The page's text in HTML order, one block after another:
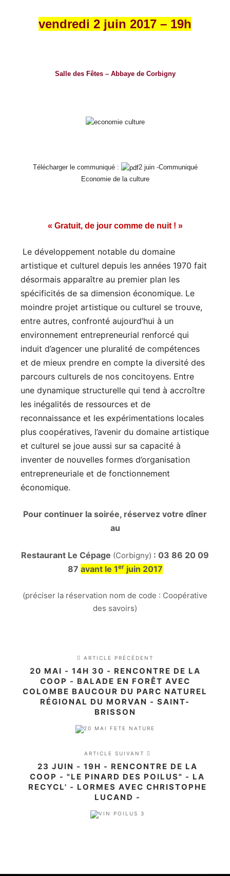
vendredi 2 juin 2017 – 19h
Salle des Fêtes – Abbaye de Corbigny
Télécharger le communiqué :
2 juin -Communiqué
Economie de la culture
« Gratuit, de jour comme de nuit ! »
Le développement notable du domaine
artistique et culturel depuis les années 1970 fait
désormais apparaître au premier plan les
spécificités de sa dimension économique. Le
moindre projet artistique ou culturel se trouve,
entre autres, confronté aujourd’hui à un
environnement entrepreneurial renforcé qui
induit d’agencer une pluralité de compétences
et de mieux prendre en compte la diversité des
parcours culturels de nos concitoyens. Entre
une dynamique structurelle qui tend à accroître
les inégalités de ressources et de
reconnaissance et les expérimentations locales
plus coopératives, l’avenir du domaine artistique
et culturel se joue aussi sur sa capacité à
inventer de nouvelles formes d’organisation
entrepreneuriale et de fonctionnement
économique.
Pour continuer la soirée, réservez votre dîner
au
Restaurant Le Cépage (Corbigny) : 03 86 20 09
87 avant le 1erjuin 2017
(préciser la réservation nom de code : Coopérative
des savoirs)
ARTICLE PRÉCÉDENT
20 MAI - 14H 30 - RENCONTRE DE LA
COOP - BALADE EN FORÊT AVEC
COLOMBE BAUCOUR DU PARC NATUREL
RÉGIONAL DU MORVAN - SAINT-
BRISSON
ARTICLE SUIVANT
23 JUIN - 19H - RENCONTRE DE LA
COOP - "LE PINARD DES POILUS" - LA
RECYCL' - LORMES AVEC CHRISTOPHE
LUCAND -